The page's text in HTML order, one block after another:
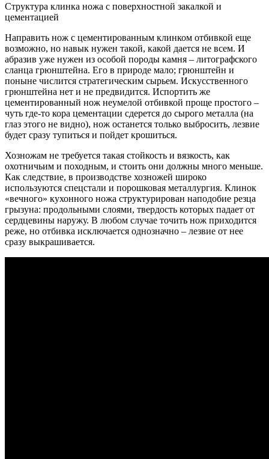
Структура клинка ножа с поверхностной закалкой и
цементацией
Направить нож с цементированным клинком отбивкой еще
возможно, но навык нужен такой, какой дается не всем. И
абразив уже нужен из особой породы камня – литографского
сланца грюнштейна. Его в природе мало; грюнштейн и
поныне числится стратегическим сырьем. Искусственного
грюнштейна нет и не предвидится. Испортить же
цементированный нож неумелой отбивкой проще простого –
чуть где-то кора цементации сдерется до сырого металла (на
глаз этого не видно), нож останется только выбросить, лезвие
будет сразу тупиться и пойдет крошиться.
Хозножам не требуется такая стойкость и вязкость, как
охотничьим и походным, и стоить они должны много меньше.
Как следствие, в производстве хозножей широко
используются спецстали и порошковая металлургия. Клинок
«вечного» кухонного ножа структурирован наподобие резца
грызуна: продольными слоями, твердость которых падает от
сердцевины наружу. В любом случае точить нож приходится
реже, но отбивка исключается однозначно – лезвие от нее
сразу выкрашивается.